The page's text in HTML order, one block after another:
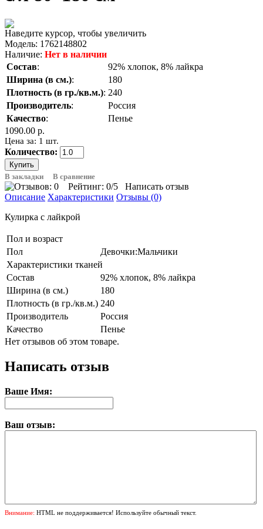
Наведите курсор, чтобы увеличить
Модель: 1762148802
Наличие: Нет в наличии
Состав:
92% хлопок, 8% лайкра
Ширина (в см.):
180
Плотность (в гр./кв.м.): 240
Производитель:
Россия
Качество:
Пенье
1090.00 р.
Цена за: 1 шт.
Количество:
В закладки В сравнение
Рейтинг: 0/5
Написать отзыв
Описание Характеристики Отзывы (0)
Кулирка с лайкрой
Пол и возраст
Пол
Девочки:Мальчики
Характеристики тканей
Состав
92% хлопок, 8% лайкра
Ширина (в см.)
180
Плотность (в гр./кв.м.) 240
Производитель
Россия
Качество
Пенье
Нет отзывов об этом товаре.
Написать отзыв
Ваше Имя:
Ваш отзыв:
Внимание: HTML не поддерживается! Используйте обычный текст.